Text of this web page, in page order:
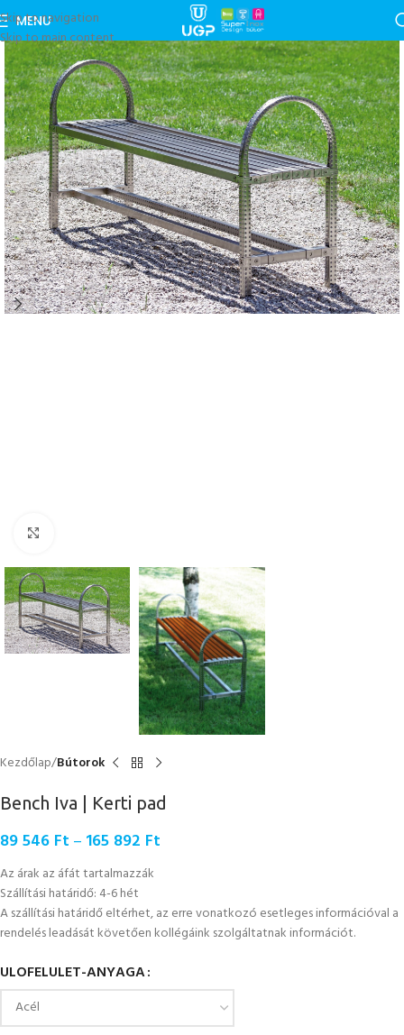
Skip to navigation
Skip to main content
MENU
Kezdőlap Bútorok
Bench Iva | Kerti pad
89 546 Ft – 165 892 Ft
Az árak az áfát tartalmazzák
Szállítási határidő: 4-6 hét
A szállítási határidő eltérhet, az erre vonatkozó esetleges információval a
rendelés leadását követően kollégáink szolgáltatnak információt.
ULOFELULET-ANYAGA